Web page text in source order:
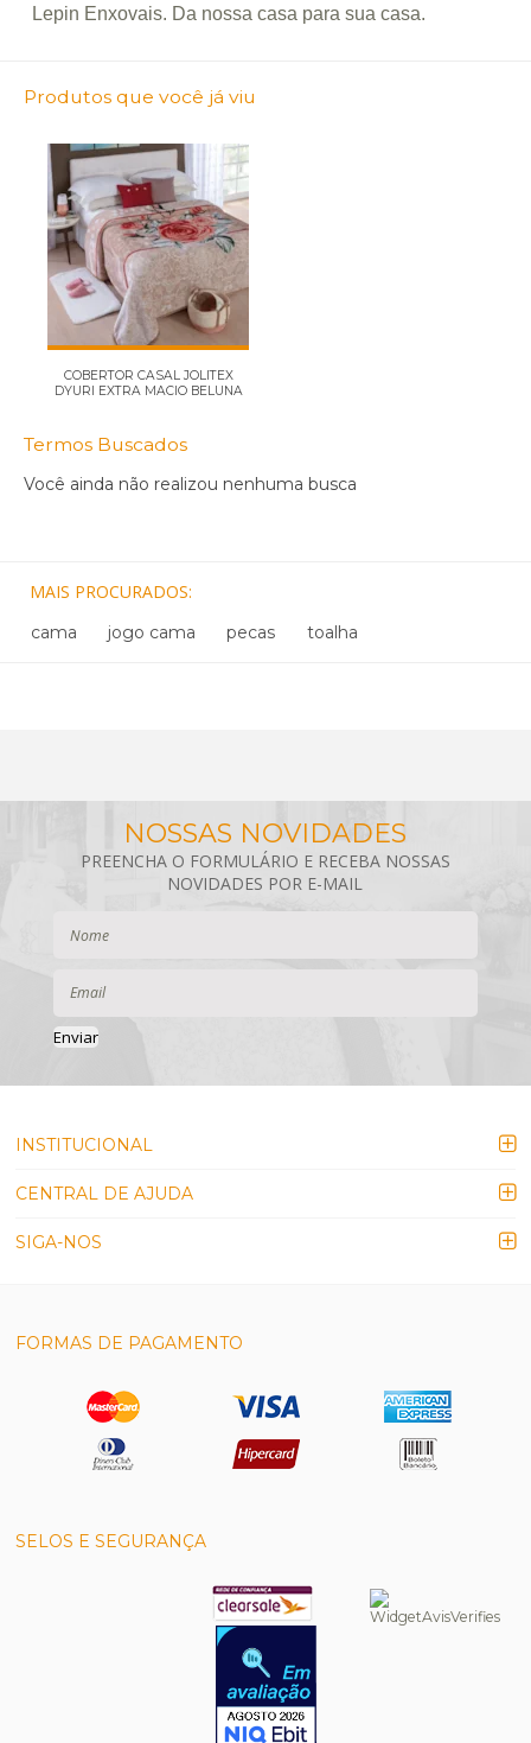
Lepin Enxovais. Da nossa casa para sua casa.
Produtos que você já viu
COBERTOR CASAL JOLITEX
DYURI EXTRA MACIO BELUNA
Termos Buscados
Você ainda não realizou nenhuma busca
MAIS PROCURADOS
cama jogo cama pecas toalha
Enviar
INSTITUCIONAL
CENTRAL DE AJUDA
SIGA-NOS
FORMAS DE PAGAMENTO
SELOS E SEGURANÇA